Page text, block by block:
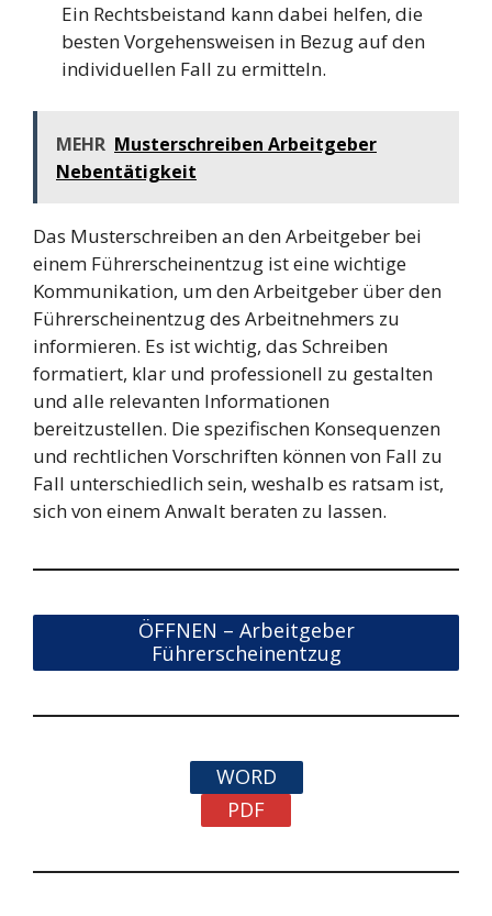
Ein Rechtsbeistand kann dabei helfen, die
besten Vorgehensweisen in Bezug auf den
individuellen Fall zu ermitteln.
MEHR Musterschreiben Arbeitgeber
Nebentätigkeit
Das Musterschreiben an den Arbeitgeber bei
einem Führerscheinentzug ist eine wichtige
Kommunikation, um den Arbeitgeber über den
Führerscheinentzug des Arbeitnehmers zu
informieren. Es ist wichtig, das Schreiben
formatiert, klar und professionell zu gestalten
und alle relevanten Informationen
bereitzustellen. Die spezifischen Konsequenzen
und rechtlichen Vorschriften können von Fall zu
Fall unterschiedlich sein, weshalb es ratsam ist,
sich von einem Anwalt beraten zu lassen.
ÖFFNEN – Arbeitgeber
Führerscheinentzug
WORD
PDF